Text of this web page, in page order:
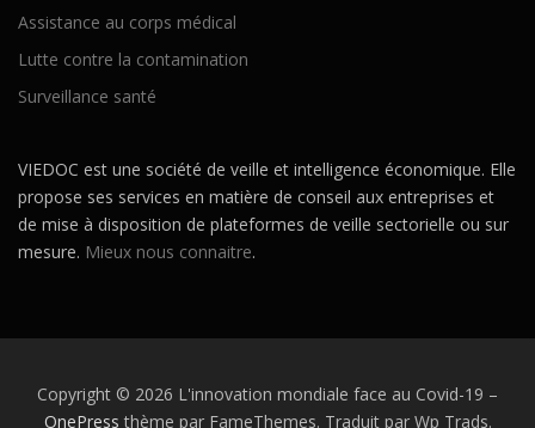
Assistance au corps médical
Lutte contre la contamination
Surveillance santé
VIEDOC est une société de veille et intelligence économique. Elle
propose ses services en matière de conseil aux entreprises et
de mise à disposition de plateformes de veille sectorielle ou sur
mesure. Mieux nous connaitre.
Copyright © 2026 L'innovation mondiale face au Covid-19 –
OnePress thème par FameThemes. Traduit par Wp Trads.